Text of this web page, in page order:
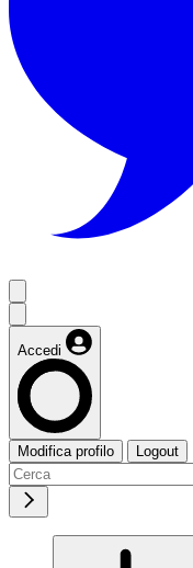
Accedi
Modifica profilo Logout